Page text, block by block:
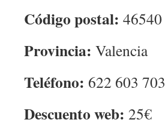
Código postal: 46540
Provincia: Valencia
Teléfono: 622 603 703
Descuento web: 25€